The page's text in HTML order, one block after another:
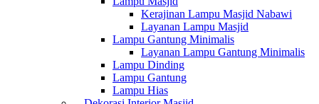
Kerajinan Lampu Masjid Nabawi
Layanan Lampu Masjid
Lampu Gantung Minimalis
Layanan Lampu Gantung Minimalis
Lampu Dinding
Lampu Gantung
Lampu Hias